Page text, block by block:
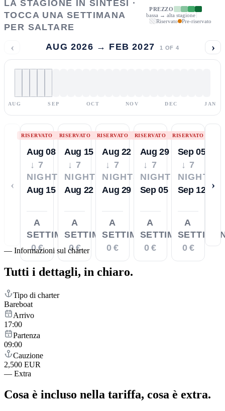
LA STAGIONE IN SINTESI ·
TOCCA UNA SETTIMANA
PER SALTARE
PREZZO
bassa → alta stagione
Riservato
Pre-riservato
‹ AUG 2026 → FEB 2027 1 OF 4 ›
AUG SEP OCT NOV DEC JAN
‹
RISERVATO
Aug 08
↓ 7
NIGHTS
Aug 15
A
SETTIMANA
0 €
RISERVATO
Aug 15
↓ 7
NIGHTS
Aug 22
A
SETTIMANA
0 €
RISERVATO
Aug 22
↓ 7
NIGHTS
Aug 29
A
SETTIMANA
0 €
RISERVATO
Aug 29
↓ 7
NIGHTS
Sep 05
A
SETTIMANA
0 €
RISERVATO
Sep 05
↓ 7
NIGHTS
Sep 12
A
0 €
›
— Informazioni sul charter
Tutti i dettagli, in chiaro.
Tipo di charter
Bareboat
Arrivo
17:00
Partenza
09:00
Cauzione
2,500 EUR
— Extra
Cosa è incluso nella tariffa, cosa è extra.